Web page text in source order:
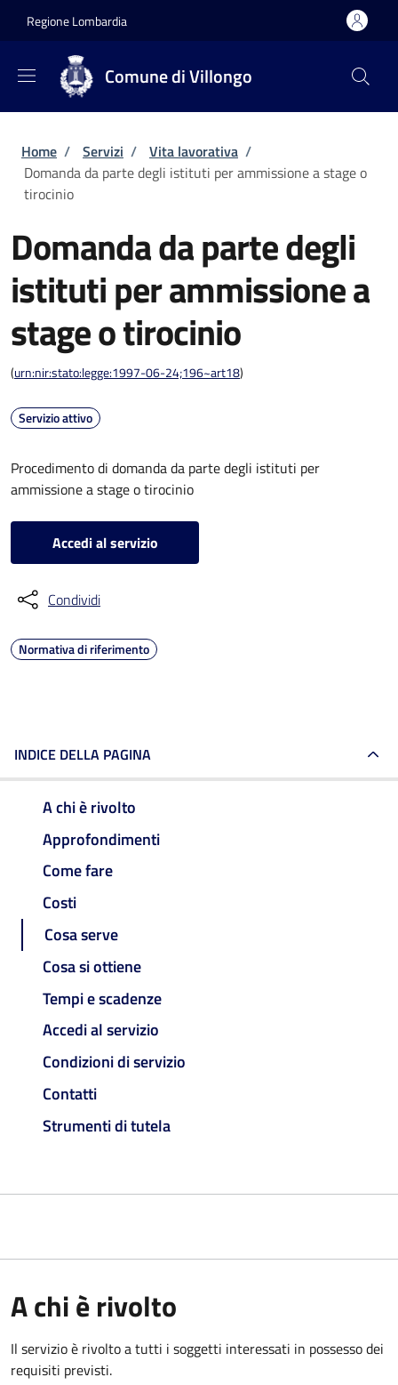
Regione Lombardia
Comune di Villongo
Briciole di pane
Home / Servizi / Vita lavorativa /
Domanda da parte degli istituti per ammissione a stage o
tirocinio
Domanda da parte degli
istituti per ammissione a
stage o tirocinio
(urn:nir:stato:legge:1997-06-24;196~art18)
Servizio attivo
Procedimento di domanda da parte degli istituti per
ammissione a stage o tirocinio
Accedi al servizio
Condividi
Normativa di riferimento
INDICE DELLA PAGINA
A chi è rivolto
Approfondimenti
Come fare
Costi
Cosa serve
Cosa si ottiene
Tempi e scadenze
Accedi al servizio
Condizioni di servizio
Contatti
Strumenti di tutela
A chi è rivolto
Il servizio è rivolto a tutti i soggetti interessati in possesso dei
requisiti previsti.